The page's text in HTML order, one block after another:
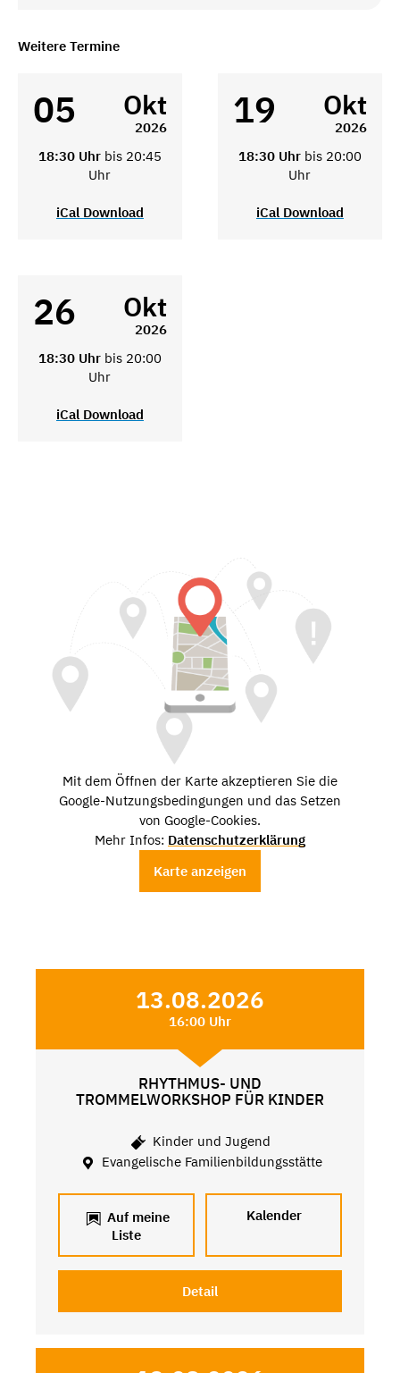
Weitere Termine
05 Okt
2026
18:30 Uhr bis 20:45
Uhr
iCal Download
19 Okt
2026
18:30 Uhr bis 20:00
Uhr
iCal Download
26 Okt
2026
18:30 Uhr bis 20:00
Uhr
iCal Download
Mit dem Öffnen der Karte akzeptieren Sie die
Google-Nutzungsbedingungen und das Setzen
von Google-Cookies.
Mehr Infos: Datenschutzerklärung
Karte anzeigen
13.08.2026
16:00 Uhr
RHYTHMUS- UND
TROMMELWORKSHOP FÜR KINDER
Kinder und Jugend
Evangelische Familienbildungsstätte
Auf meine
Liste
Kalender
Detail